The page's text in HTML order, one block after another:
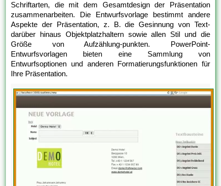
Schriftarten, die mit dem Gesamtdesign der Präsentation
zusammenarbeiten. Die Entwurfsvorlage bestimmt andere
Aspekte der Präsentation, z. B. die Gesinnung von Text-
darüber hinaus Objektplatzhaltern sowie allen Stil und die
Größe von Aufzählung-punkten. PowerPoint-
Entwurfsvorlagen bieten eine Sammlung von
Entwurfsoptionen und anderen Formatierungsfunktionen für
Ihre Präsentation.